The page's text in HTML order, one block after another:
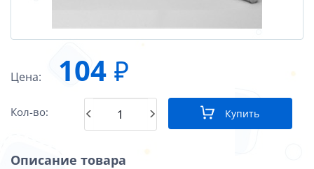
Цена: 104 ₽
Кол-во: Купить
Описание товара